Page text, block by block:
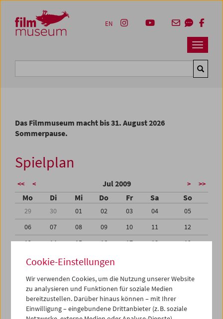
Zum Inhalt
Zum Hauptmenü
Zur Servicenavigation
Zum Suche
Navbar
EN
Das Filmmuseum macht bis 31. August 2026
Sommerpause.
Spielplan
<< < Jul 2009 > >>
Mo Di Mi Do Fr Sa So
29 30 01 02 03 04
05
06
07 08 09 10 11
12
13
14 15 16 17 18
19
20
21 22 23
27
29 31
02
03
04 05 06 07 08
Cookie-Einstellungen
Wir verwenden Cookies, um die Nutzung unserer Website
zu analysieren und Funktionen für soziale Medien
bereitzustellen. Darüber hinaus können – mit Ihrer
Einwilligung – eingebundene Drittanbieter (z. B. soziale